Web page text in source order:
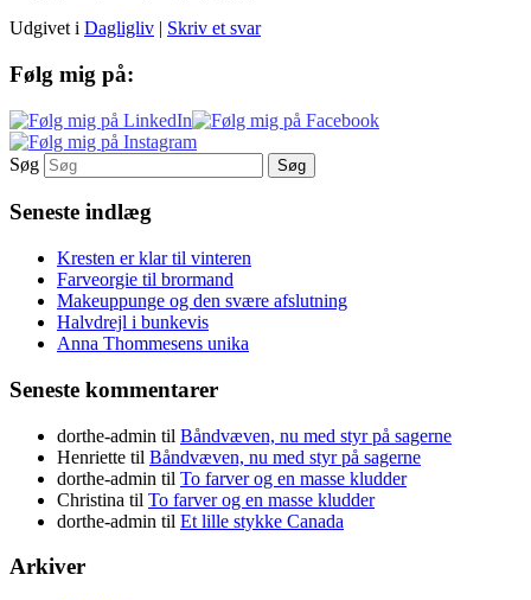
Udgivet i Dagligliv | Skriv et svar
Følg mig på:
Søg
Seneste indlæg
Kresten er klar til vinteren
Farveorgie til brormand
Makeuppunge og den svære afslutning
Halvdrejl i bunkevis
Anna Thommesens unika
Seneste kommentarer
dorthe-admin til Båndvæven, nu med styr på sagerne
Henriette til Båndvæven, nu med styr på sagerne
dorthe-admin til To farver og en masse kludder
Christina til To farver og en masse kludder
dorthe-admin til Et lille stykke Canada
Arkiver